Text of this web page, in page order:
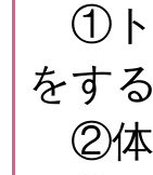
①ト
をする
②体